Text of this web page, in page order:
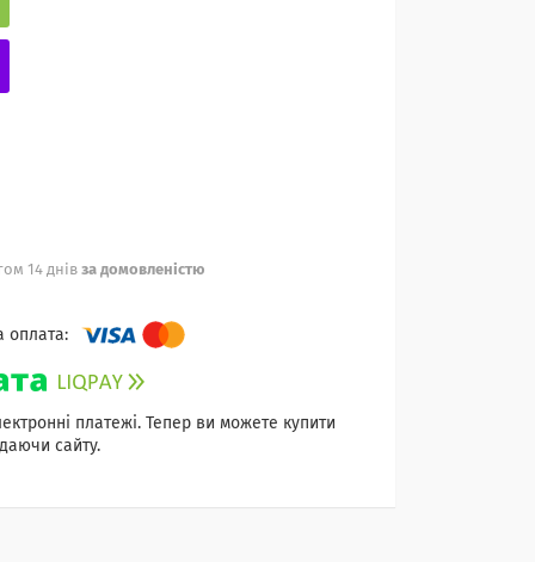
14 днів за домовленістю
платежі. Тепер ви можете купити
сайту.